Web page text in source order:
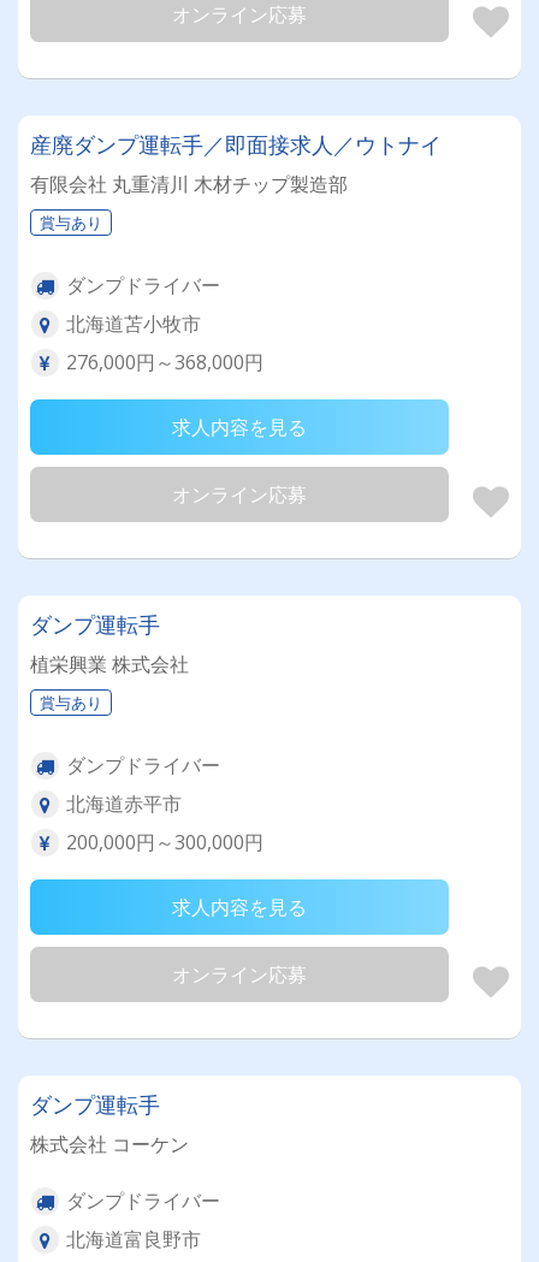
オンライン応募
産廃ダンプ運転手／即面接求人／ウトナイ
有限会社 丸重清川 木材チップ製造部
賞与あり
ダンプドライバー
北海道苫小牧市
276,000円～368,000円
求人内容を見る
オンライン応募
ダンプ運転手
植栄興業 株式会社
賞与あり
ダンプドライバー
北海道赤平市
200,000円～300,000円
求人内容を見る
オンライン応募
ダンプ運転手
株式会社 コーケン
ダンプドライバー
北海道富良野市